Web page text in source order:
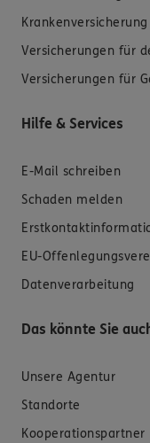
Krankenversicherung
Versicherungen für
Versicherungen für
Hilfe & Services
E-Mail schreiben
Schaden melden
EU-
Datenverarbeitung
Das könnte Sie
Unsere Agentur
Standorte
Kooperationspartner